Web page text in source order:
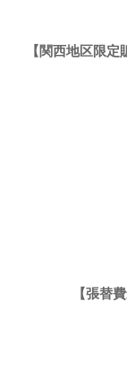
【関西地区限
【張替